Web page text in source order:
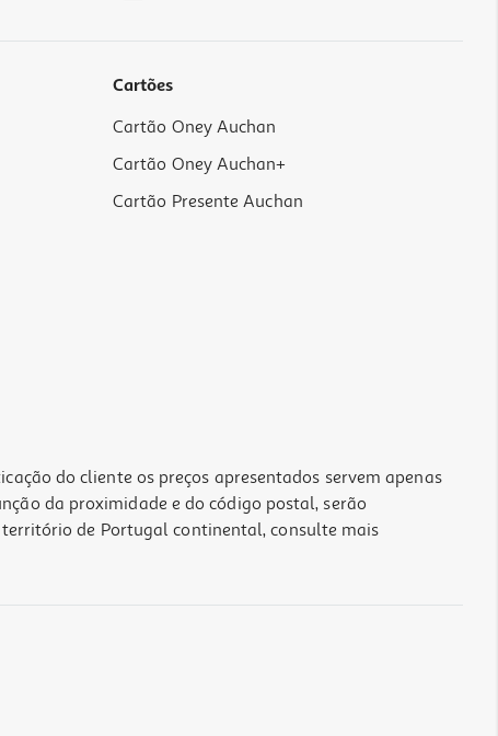
Cartões
Cartão Oney Auchan
Cartão Oney Auchan+
Cartão Presente Auchan
do cliente os preços apresentados servem apenas
da proximidade e do código postal, serão
de Portugal continental, consulte mais